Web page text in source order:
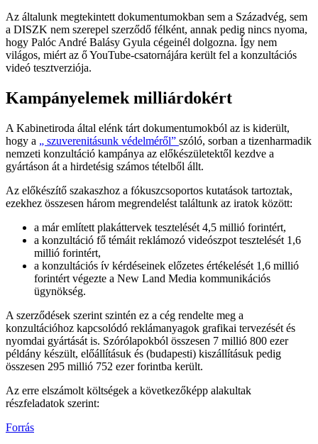
Az általunk megtekintett dokumentumokban sem a Századvég, sem
a DISZK nem szerepel szerződő félként, annak pedig nincs nyoma,
hogy Palóc André Balásy Gyula cégeinél dolgozna. Így nem
világos, miért az ő YouTube-csatornájára került fel a konzultációs
videó tesztverziója.
Kampányelemek milliárdokért
A Kabinetiroda által elénk tárt dokumentumokból az is kiderült,
hogy a „ szuverenitásunk védelméről” szóló, sorban a tizenharmadik
nemzeti konzultáció kampánya az előkészületektől kezdve a
gyártáson át a hirdetésig számos tételből állt.
Az előkészítő szakaszhoz a fókuszcsoportos kutatások tartoztak,
ezekhez összesen három megrendelést találtunk az iratok között:
a már említett plakáttervek tesztelését 4,5 millió forintért,
a konzultáció fő témáit reklámozó videószpot tesztelését 1,6
millió forintért,
a konzultációs ív kérdéseinek előzetes értékelését 1,6 millió
forintért végezte a New Land Media kommunikációs
ügynökség.
A szerződések szerint szintén ez a cég rendelte meg a
konzultációhoz kapcsolódó reklámanyagok grafikai tervezését és
nyomdai gyártását is. Szórólapokból összesen 7 millió 800 ezer
példány készült, előállításuk és (budapesti) kiszállításuk pedig
összesen 295 millió 752 ezer forintba került.
Az erre elszámolt költségek a következőképp alakultak
részfeladatok szerint:
Forrás